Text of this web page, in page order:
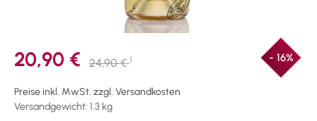
20,90 € 24,90 €1 - 16%
Preise inkl. MwSt. zzgl. Versandkosten
Versandgewicht: 1.3 kg